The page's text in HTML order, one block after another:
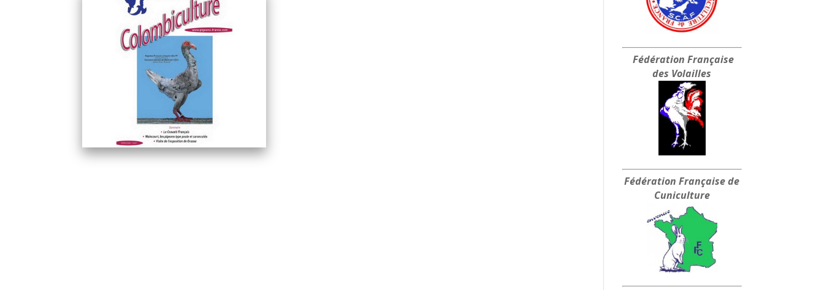
Fédération Française
des Volailles
Fédération Françaisede
Cuniculture